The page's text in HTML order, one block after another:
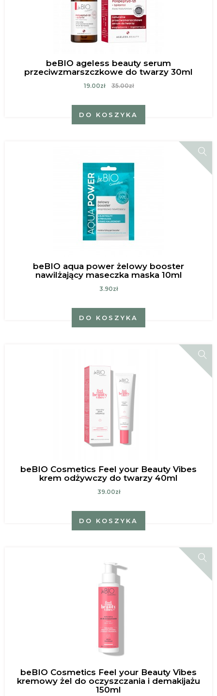
beBIO ageless beauty serum
przeciwzmarszczkowe do twarzy 30ml
19.00zł 35.00zł
DO KOSZYKA
beBIO aqua power żelowy booster
nawilżający maseczka maska 10ml
3.90zł
DO KOSZYKA
beBIO Cosmetics Feel your Beauty Vibes
krem odżywczy do twarzy 40ml
39.00zł
DO KOSZYKA
beBIO Cosmetics Feel your Beauty Vibes
kremowy żel do oczyszczania i demakijażu
150ml